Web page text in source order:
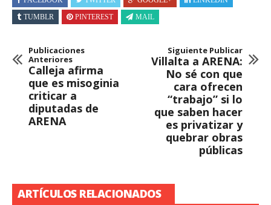
TUMBLR
PINTEREST MAIL
Publicaciones
Anteriores
Calleja afirma
que es misoginia
criticar a
diputadas de
ARENA
Siguiente Publicar
Villalta a ARENA:
No sé con que
cara ofrecen
“trabajo” si lo
que saben hacer
es privatizar y
quebrar obras
públicas
ARTÍCULOS RELACIONADOS